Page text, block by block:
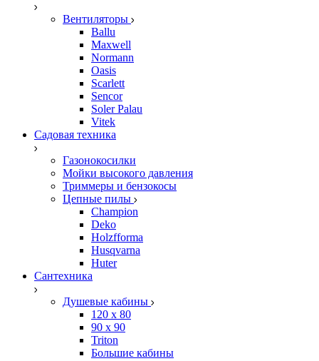
Вентиляторы
Ballu
Maxwell
Normann
Oasis
Scarlett
Sencor
Soler Palau
Vitek
Садовая техника
Газонокосилки
Мойки высокого давления
Триммеры и бензокосы
Цепные пилы
Champion
Deko
Holzfforma
Husqvarna
Huter
Сантехника
Душевые кабины
120 x 80
90 х 90
Triton
Большие кабины